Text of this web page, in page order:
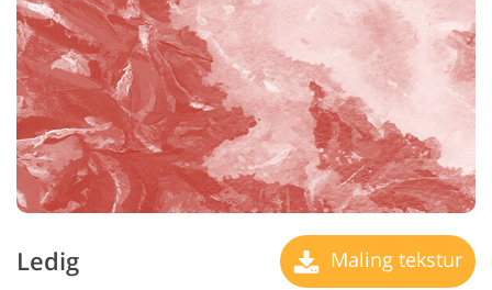
Ledig Maling tekstur